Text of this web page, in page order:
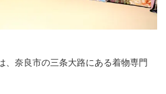
、奈良市の三条大路にある着物専門